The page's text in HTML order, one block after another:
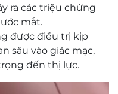
ra các triệu chứng
mắt.
được điều trị kịp
sâu vào giác mạc,
đến thị lực.